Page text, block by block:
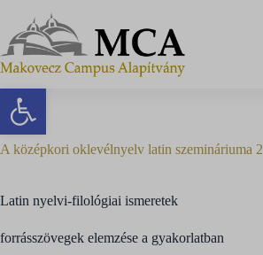
Eszköztár megnyitása
A középkori oklevélnyelv latin szemináriuma 2
Latin nyelvi-filológiai ismeretek
forrásszövegek elemzése a gyakorlatban